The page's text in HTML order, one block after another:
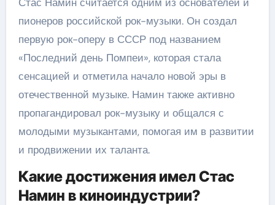
пионеров российской рок-музыки. Он создал
первую рок-оперу в СССР под названием
«Последний день Помпеи», которая стала
сенсацией и отметила начало новой эры в
отечественной музыке. Намин также активно
пропагандировал рок-музыку и общался с
молодыми музыкантами, помогая им в развитии
и продвижении их таланта.
Какие достижения имел Стас
Намин в киноиндустрии?